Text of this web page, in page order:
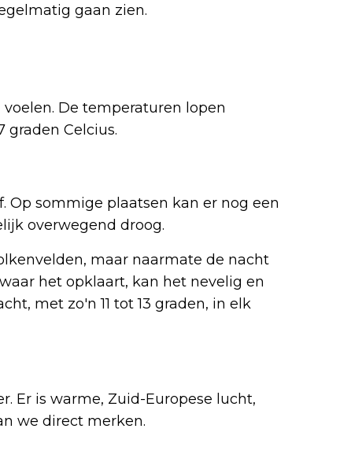
gaan zien.
De temperaturen lopen
graden Celcius.
Op sommige plaatsen kan er nog een
overwegend droog.
maar naarmate de nacht
het opklaart, kan het nevelig en
met zo'n 11 tot 13 graden, in elk
Er is warme, Zuid-Europese lucht,
we direct merken.